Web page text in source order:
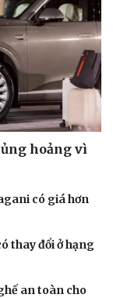
hoảng vì
có giá hơn
thay đổi ở hạng
an toàn cho